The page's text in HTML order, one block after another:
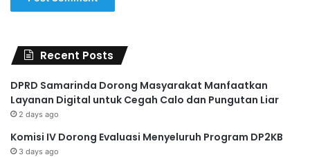
Recent Posts
DPRD Samarinda Dorong Masyarakat Manfaatkan
Layanan Digital untuk Cegah Calo dan Pungutan Liar
2 days ago
Komisi IV Dorong Evaluasi Menyeluruh Program DP2KB
3 days ago